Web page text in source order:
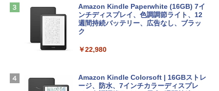
13インチノートブック：AIとApple Intell
igence、13.6インチLiquid Retinaディ
スプレイ、16GBユニファイドメモリ、1
TB SSDストレージ、12MPセンターフレ
D - ミッドナイト
インゲームコード】 ロブロックス | オン
ラインコード版
￥3,200
ows11、10/mac対応|PC2台
めのAIコーディング入門シリーズ
￥99
AIイラスト表現辞典: 思い通りの絵を引き
￥480
Amazon Kindle Paperwhite (16GB) 7イ
ンチディスプレイ、色調調節ライト、12
週間持続バッテリー、広告なし、ブラッ
ク
￥22,980
Amazon Kindle Colorsoft | 16GBストレ
ージ、防水、7インチカラーディスプレ